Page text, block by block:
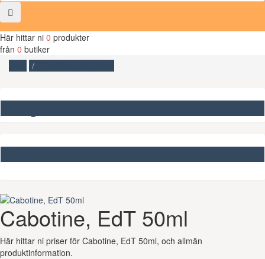
Här hittar ni 0 produkter
från 0 butiker
Cabotine, EdT 50ml
Här hittar ni priser för Cabotine, EdT 50ml, och allmän
produktinformation.